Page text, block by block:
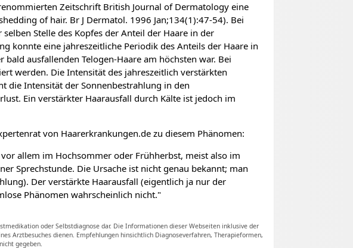
Zeitschrift British Journal of Dermatology eine
of hair. Br J Dermatol. 1996 Jan;134(1):47-54). Bei
Stelle des Kopfes der Anteil der Haare in der
konnte eine jahreszeitliche Periodik des Anteils der Haare in
ausfallenden Telogen-Haare am höchsten war. Bei
werden. Die Intensität des jahreszeitlich verstärkten
die Intensität der Sonnenbestrahlung in den
Ein verstärkter Haarausfall durch Kälte ist jedoch im
von Haarerkrankungen.de zu diesem Phänomen:
allem im Hochsommer oder Frühherbst, meist also im
Sprechstunde. Die Ursache ist nicht genau bekannt; man
Der verstärkte Haarausfall (eigentlich ja nur der
Phänomen wahrscheinlich nicht."
oder Selbstdiagnose dar. Die Informationen dieser Webseiten inklusive der
Arztbesuches dienen. Empfehlungen hinsichtlich Diagnoseverfahren, Therapieformen,
gegeben.